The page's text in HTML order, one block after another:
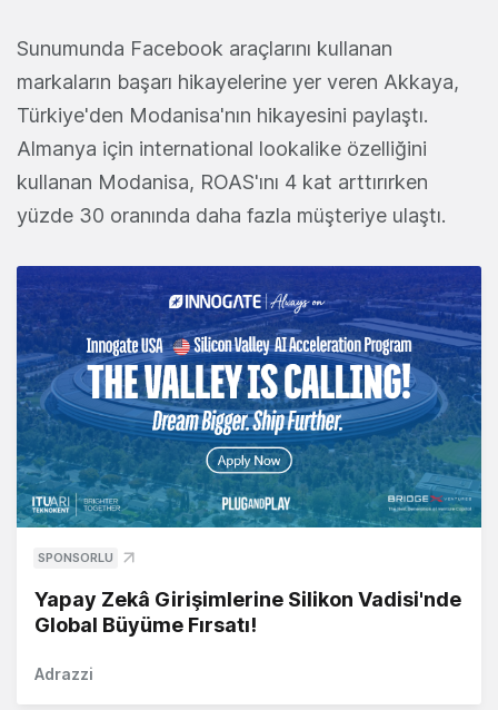
Sunumunda Facebook araçlarını kullanan
markaların başarı hikayelerine yer veren Akkaya,
Türkiye'den Modanisa'nın hikayesini paylaştı.
Almanya için international lookalike özelliğini
kullanan Modanisa, ROAS'ını 4 kat arttırırken
yüzde 30 oranında daha fazla müşteriye ulaştı.
SPONSORLU
Yapay Zekâ Girişimlerine Silikon Vadisi'nde
Global Büyüme Fırsatı!
Adrazzi